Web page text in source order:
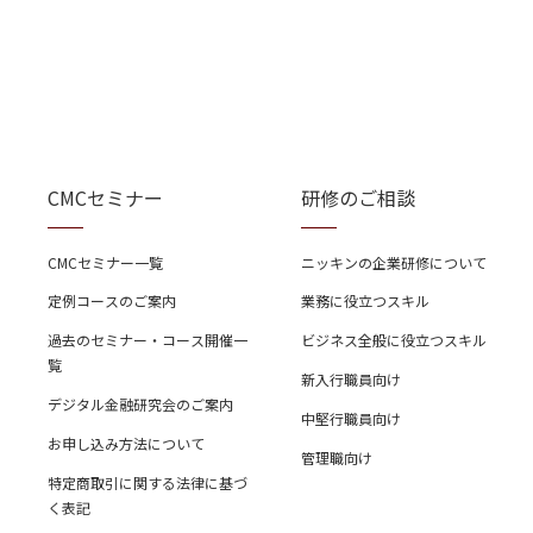
CMCセミナー
CMCセミナー一覧
定例コースのご案内
過去のセミナー・コース開催一
覧
デジタル金融研究会のご案内
お申し込み方法について
特定商取引に関する法律に基づ
く表記
研修のご相談
ニッキンの企業研修について
業務に役立つスキル
ビジネス全般に役立つスキル
新入行職員向け
中堅行職員向け
管理職向け